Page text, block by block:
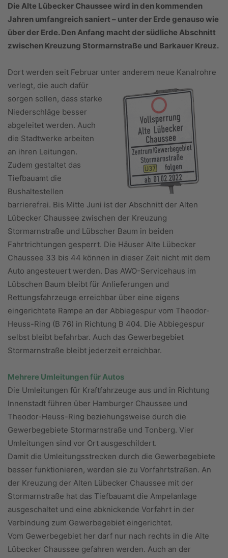
Die Alte Lübecker Chaussee wird in den kommenden
Jahren umfangreich saniert – unter der Erde genauso wie
über der Erde. Den Anfang macht der südliche Abschnitt
zwischen Kreuzung Stormarnstraße und Barkauer Kreuz.
Dort werden seit Februar unter anderem neue Kanalrohre
verlegt, die auch dafür
sorgen sollen, dass starke
Niederschläge besser
abgeleitet werden. Auch
die Stadtwerke arbeiten
an ihren Leitungen.
Zudem gestaltet das
Tiefbauamt die
Bushaltestellen
barrierefrei. Bis Mitte Juni ist der Abschnitt der Alten
Lübecker Chaussee zwischen der Kreuzung
Stormarnstraße und Lübscher Baum in beiden
Fahrtrichtungen gesperrt. Die Häuser Alte Lübecker
Chaussee 33 bis 44 können in dieser Zeit nicht mit dem
Auto angesteuert werden. Das AWO-Servicehaus im
Lübschen Baum bleibt für Anlieferungen und
Rettungsfahrzeuge erreichbar über eine eigens
eingerichtete Rampe an der Abbiegespur vom Theodor-
Heuss-Ring (B 76) in Richtung B 404. Die Abbiegespur
selbst bleibt befahrbar. Auch das Gewerbegebiet
Stormarnstraße bleibt jederzeit erreichbar.
Mehrere Umleitungen für Autos
Die Umleitungen für Kraftfahrzeuge aus und in Richtung
Innenstadt führen über Hamburger Chaussee und
Theodor-Heuss-Ring beziehungsweise durch die
Gewerbegebiete Stormarnstraße und Tonberg. Vier
Umleitungen sind vor Ort ausgeschildert.
Damit die Umleitungsstrecken durch die Gewerbegebiete
besser funktionieren, werden sie zu Vorfahrtstraßen. An
der Kreuzung der Alten Lübecker Chaussee mit der
Stormarnstraße hat das Tiefbauamt die Ampelanlage
ausgeschaltet und eine abknickende Vorfahrt in der
Verbindung zum Gewerbegebiet eingerichtet.
Vom Gewerbegebiet her darf nur nach rechts in die Alte
Lübecker Chaussee gefahren werden. Auch an der